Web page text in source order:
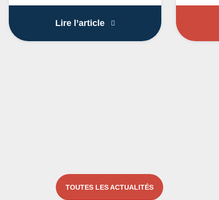
Lire l’articleBoutique LOCO éphémère
TOUTES LES ACTUALITÉS